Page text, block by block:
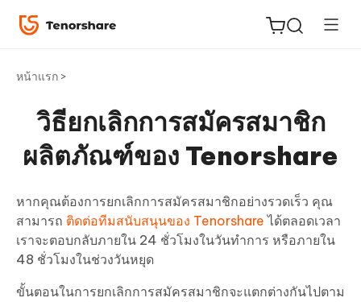
ReiBoot
for iOS
Tenorshare
PDNob
หน้าแรก >
วิธียกเลิกการสมัครสมาชิก
ผลิตภัณฑ์ของ Tenorshare
หากคุณต้องการยกเลิกการสมัครสมาชิกอย่างรวดเร็ว คุณ
สามารถ ติดต่อทีมสนับสนุนของ Tenorshare ได้ตลอดเวลา
เราจะตอบกลับภายใน 24 ชั่วโมงในวันทำการ หรือภายใน
48 ชั่วโมงในช่วงวันหยุด
ขั้นตอนในการยกเลิกการสมัครสมาชิกจะแตกต่างกันไปตาม